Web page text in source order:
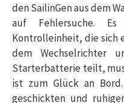
den SailinGen aus dem
auf Fehlersuche.
Kontrolleinheit, die sich
dem Wechselrichter
Starterbatterie teilt,
ist zum Glück an
geschickten und